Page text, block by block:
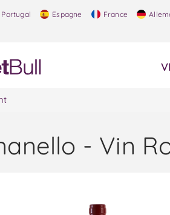
Portugal Espagne France
- Vin